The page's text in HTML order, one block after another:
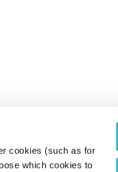
cookies (such as for
which cookies to